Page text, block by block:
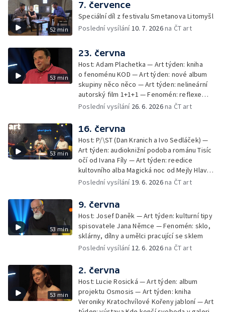
52 min
7. července
Speciální díl z festivalu Smetanova Litomyšl
Poslední vysílání10. 7. 2026na ČT art
53 min
23. června
Host: Adam Plachetka — Art týden: kniha
o fenoménu KOD — Art týden: nové album
skupiny něco něco — Art týden: nelineární
autorský film 1+1+1 — Fenomén: reflexe
osudů a dějin Sudet v české literatuře
Poslední vysílání 26. 6. 2026na ČT art
53 min
16. června
Host: P/\ST (Dan Kranich a Ivo Sedláček) —
Art týden: audioknižní podoba románu Tisíc
očí od Ivana Fíly — Art týden: reedice
kultovního alba Magická noc od Mejly Hlavsy
a Jana Vozáryho — Fenomén: 65. výročí
českého dokumentu
Poslední vysílání19. 6. 2026na ČT art
53 min
9. června
Host: Josef Daněk — Art týden: kulturní tipy
spisovatele Jana Němce — Fenomén: sklo,
sklárny, dílny a umělci pracující se sklem
Poslední vysílání12. 6. 2026na ČT art
53 min
2. června
Host: Lucie Rosická — Art týden: album
projektu Osmosis — Art týden: kniha
Veroniky Kratochvílové Kořeny jabloní — Art